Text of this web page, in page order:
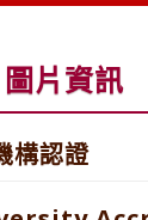
片資訊
構認證